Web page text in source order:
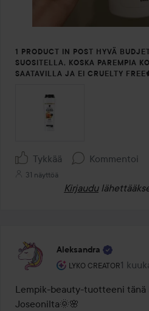
1 PRODUCT IN POST HYVÄ
SUOSITELLA, KOSKA PAREMPIA
SAATAVILLA JA EI CRUELTY
Tykkää Kommentoi
31 näyttöä
Kirjaudu
Aleksandra
LYKO CREATOR
Käyttäjän rooli: Lyko
1
Viesti
Lempik-beauty-tuotteeni tänä
Joseonilta🌞🌸